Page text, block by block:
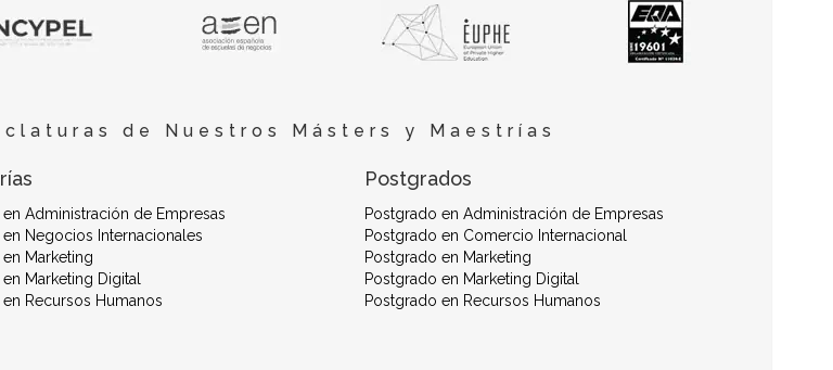
de Nuestros Másters y Maestrías
en Administración de Empresas
en Negocios Internacionales
en Marketing
en Marketing Digital
en Recursos Humanos
Postgrados
Postgrado en Administración de Empresas
Postgrado en Comercio Internacional
Postgrado en Marketing
Postgrado en Marketing Digital
Postgrado en Recursos Humanos